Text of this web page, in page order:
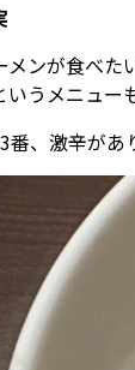
ンが食べた
うメニュー
、激辛があ